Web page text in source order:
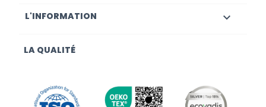
L'INFORMATION 
LA QUALITÉ